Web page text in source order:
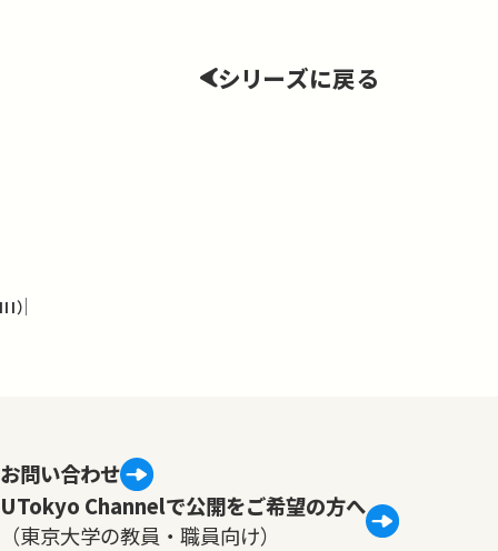
シリーズに戻る
）
お問い合わせ
UTokyo Channelで公開をご希望の方へ
（東京大学の教員・職員向け）